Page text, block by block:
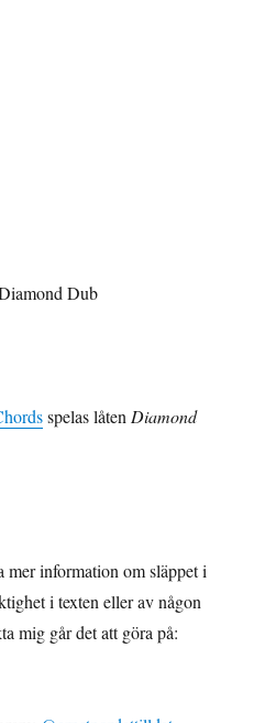
Dub
spelas låten Diamond
mer information om släppet i
i texten eller av någon
mig går det att göra på: